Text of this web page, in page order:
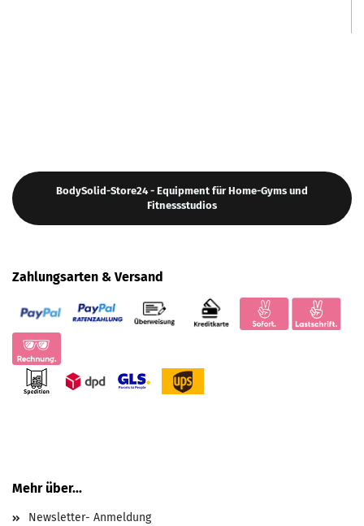
BodySolid-Store24 - Equipment für Home-Gyms und
Fitnessstudios
Zahlungsarten & Versand
Mehr über...
Newsletter- Anmeldung